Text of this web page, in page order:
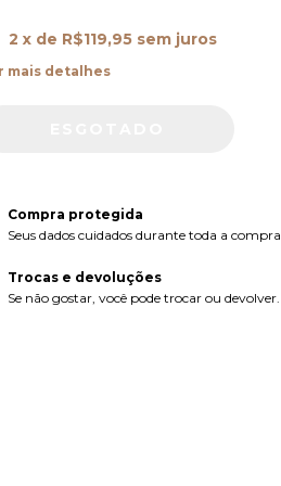
2 x de R$119,95 sem juros
mais detalhes
Compra protegida
Seus dados cuidados durante toda a compra.
Trocas e devoluções
Se não gostar, você pode trocar ou devolver.